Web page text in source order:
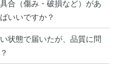
合（傷み・破損など）があ
いいですか？
状態で届いたが、品質に問